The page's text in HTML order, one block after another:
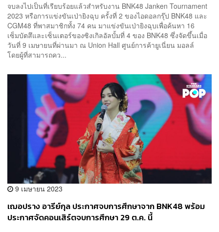
จบลงไปเป็นที่เรียบร้อยแล้วสำหรับงาน BNK48 Janken Tournament
2023 หรือการแข่งขันเป่ายิงฉุบ ครั้งที่ 2 ของไอดอลกรุ๊ป BNK48 และ
CGM48 ที่พาสมาชิกทั้ง 74 คน มาแข่งขันเป่ายิงฉุบเพื่อค้นหา 16
เซ็มบัตสึและเซ็นเตอร์ของซิงเกิลอัลบั้มที่ 4 ของ BNK48 ซึ่งจัดขึ้นเมื่อ
วันที่ 9 เมษายนที่ผ่านมา ณ Union Hall ศูนย์การค้ายูเนี่ยน มอลล์
โดยผู้ที่สามารถคว...
9 เมษายน 2023
เฌอปราง อารีย์กุล ประกาศจบการศึกษาจาก BNK48 พร้อม
ประกาศจัดคอนเสิร์ตจบการศึกษา 29 ต.ค. นี้